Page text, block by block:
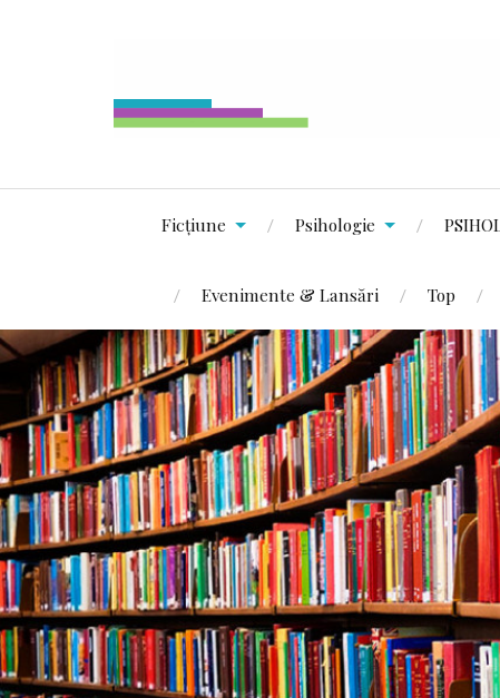
Ficțiune Psihologie
Evenimente & Lansări Top